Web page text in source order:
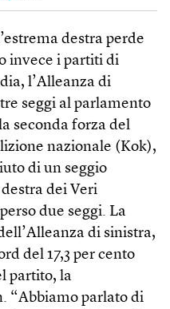
destra perde
invece i partiti di
l’Alleanza di
seggi al parlamento
seconda forza del
nazionale (Kok),
di un seggio
dei Veri
due seggi. La
di sinistra,
del 17,3 per cento
partito, la
“Abbiamo parlato di